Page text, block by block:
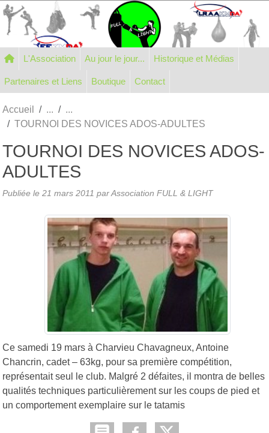
L'Association Au jour le jour... Historique et Médias
Partenaires et Liens Boutique Contact
Accueil
TOURNOI DES NOVICES ADOS-ADULTES
TOURNOI DES NOVICES ADOS-
ADULTES
Publiée le 21 mars 2011 par Association FULL & LIGHT
Ce samedi 19 mars à Charvieu Chavagneux, Antoine
Chancrin, cadet – 63kg, pour sa première compétition,
représentait seul le club. Malgré 2 défaites, il montra de belles
qualités techniques particulièrement sur les coups de pied et
un comportement exemplaire sur le tatamis
Panneau de gestion des cookies